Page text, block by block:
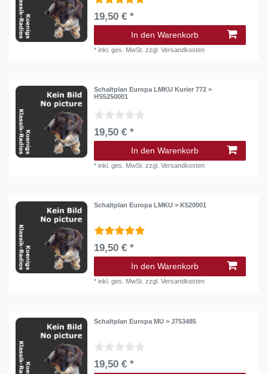
19,50 € *
In den Warenkorb
*inkl. ges. MwSt. zzgl.Versandkosten
Schaltplan Europa LMKU Kurier 772 >
HS5250001
19,50 € *
In den Warenkorb
*inkl. ges. MwSt. zzgl.Versandkosten
Schaltplan Europa LMKU > K520001
19,50 € *
In den Warenkorb
*inkl. ges. MwSt. zzgl.Versandkosten
Schaltplan Europa MU > J753485
19,50 € *